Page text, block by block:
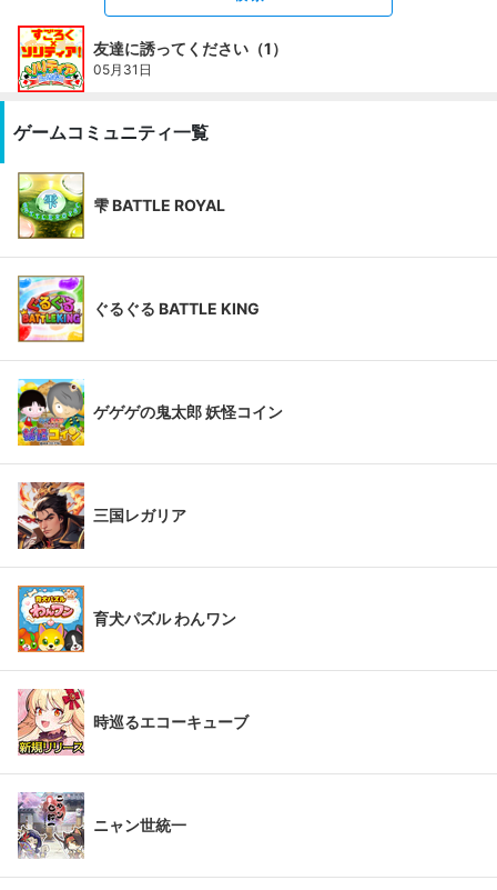
友達に誘ってください（1）
05月31日
ゲームコミュニティ一覧
雫 BATTLE ROYAL
ぐるぐる BATTLE KING
ゲゲゲの鬼太郎 妖怪コイン
三国レガリア
育犬パズル わんワン
時巡るエコーキューブ
ニャン世統一